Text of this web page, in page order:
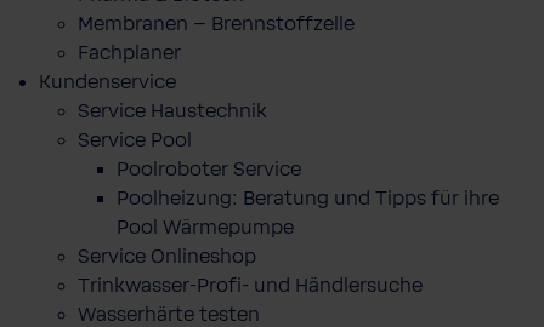
Membranen – Brennstoffzelle
Fachplaner
Kundenservice
Service Haustechnik
Service Pool
Poolroboter Service
Poolheizung: Beratung und Tipps für ihre
Pool Wärmepumpe
Service Onlineshop
Trinkwasser-Profi- und Händlersuche
Wasserhärte testen